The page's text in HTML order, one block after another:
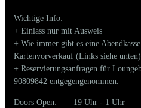
Wichtige Info:
+ Einlass nur mit Ausweis
+ Wie immer gibt es eine
Kartenvorverkauf (Links siehe unten)
+ Reservierungsanfragen für
90809842 entgegengenommen.
Doors Open: 19 Uhr - 1 Uhr